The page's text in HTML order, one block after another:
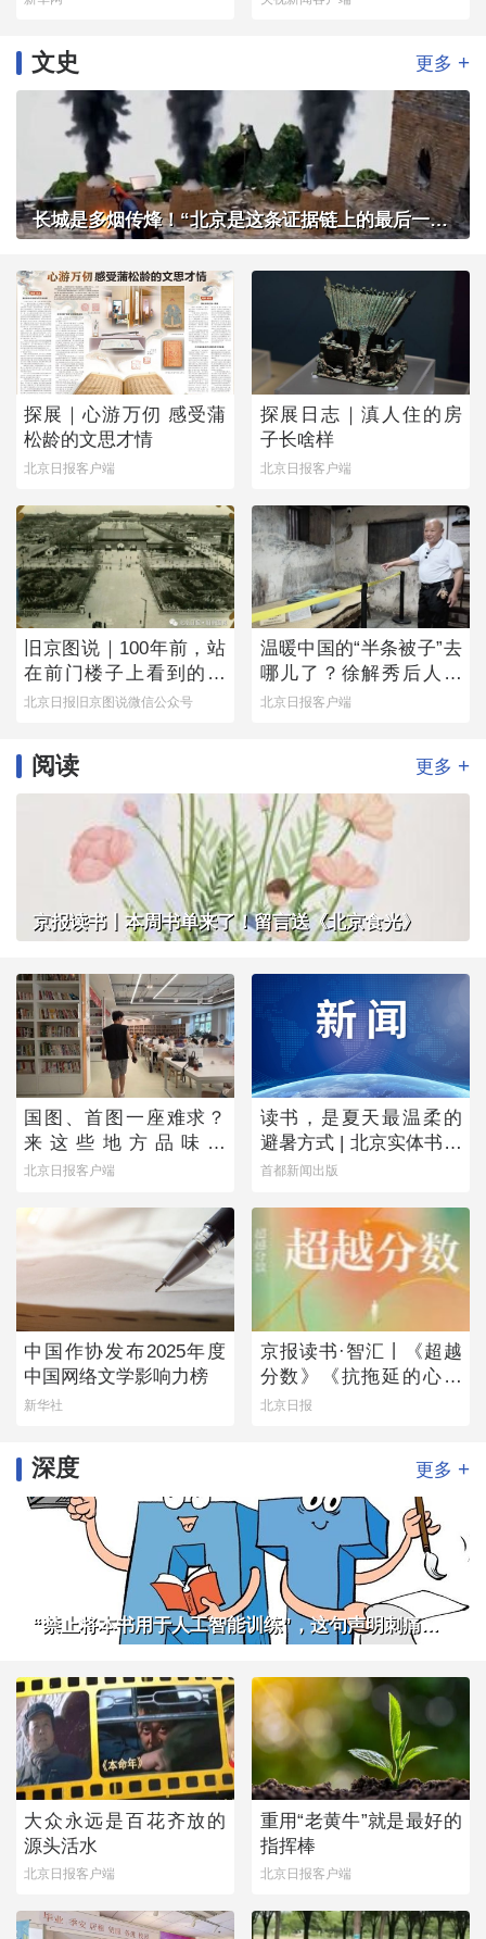
文史 更多 +
长城是多烟传烽！“北京是这条证据链上的最后一环”
探展｜心游万仞 感受蒲
松龄的文思才情
北京日报客户端
探展日志｜滇人住的房
子长啥样
北京日报客户端
旧京图说｜100年前，站
在前门楼子上看到的是
这番景象
北京日报旧京图说微信公众号
温暖中国的“半条被子”去
哪儿了？徐解秀后人道
出令人落泪的真相
北京日报客户端
阅读 更多 +
京报读书丨本周书单来了！留言送《北京食光》
国图、首图一座难求？
来这些地方品味书
香……
北京日报客户端
读书，是夏天最温柔的
避暑方式 | 北京实体书店
活动预告（8月1日-8月7
首都新闻出版
中国作协发布2025年度
中国网络文学影响力榜
新华社
京报读书·智汇丨《超越
分数》《抗拖延的心理
学》《物理学的第一次
北京日报
深度 更多 +
“禁止将本书用于人工智能训练”，这句声明刺痛了谁
大众永远是百花齐放的
源头活水
北京日报客户端
重用“老黄牛”就是最好的
指挥棒
北京日报客户端